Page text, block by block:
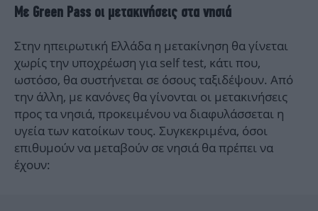
Με Green Pass οι μετακινήσεις στα νησιά
Στην ηπειρωτική Ελλάδα η μετακίνηση θα γίνεται
χωρίς την υποχρέωση για self test, κάτι που,
ωστόσο, θα συστήνεται σε όσους ταξιδέψουν. Από
την άλλη, με κανόνες θα γίνονται οι μετακινήσεις
προς τα νησιά, προκειμένου να διαφυλάσσεται η
υγεία των κατοίκων τους. Συγκεκριμένα, όσοι
επιθυμούν να μεταβούν σε νησιά θα πρέπει να
έχουν: